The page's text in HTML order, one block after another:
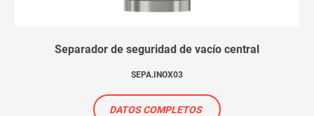
Separador de seguridad de vacío central
SEPA.INOX03
DATOS COMPLETOS